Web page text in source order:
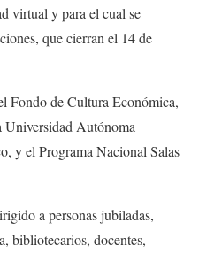
virtual y para el cual se
que cierran el 14 de
Fondo de Cultura Económica,
Autónoma
y el Programa Nacional Salas
oa personas jubiladas,
bibliotecarios, docentes,